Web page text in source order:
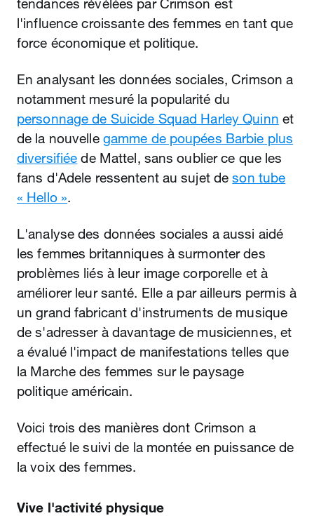
tendances révélées par Crimson est
l'influence croissante des femmes en tant que
force économique et politique.
En analysant les données sociales, Crimson a
notamment mesuré la popularité du
personnage de Suicide Squad Harley Quinn et
de la nouvelle gamme de poupées Barbie plus
diversifiée de Mattel, sans oublier ce que les
fans d'Adele ressentent au sujet deson tube
« Hello ».
L'analyse des données sociales a aussi aidé
les femmes britanniques à surmonter des
problèmes liés à leur image corporelle et à
améliorer leur santé. Elle a par ailleurs permis à
un grand fabricant d'instruments de musique
de s'adresser à davantage de musiciennes, et
a évalué l'impact de manifestations telles que
la Marche des femmes sur le paysage
politique américain.
Voici trois des manières dont Crimson a
effectué le suivi de la montée en puissance de
la voix des femmes.
Vive l'activité physique